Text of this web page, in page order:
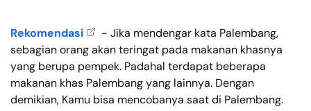
Rekomendasi
- Jika mendengar kata Palembang,
sebagian orang akan teringat pada makanan khasnya
yang berupa pempek. Padahal terdapat beberapa
makanan khas Palembang yang lainnya. Dengan
demikian, Kamu bisa mencobanya saat di Palembang.